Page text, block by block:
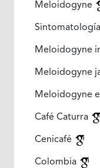
Meloidogyne
Meloidogyne
Meloidogyne
Meloidogyne
Café Caturra
Cenicafé
Colombia